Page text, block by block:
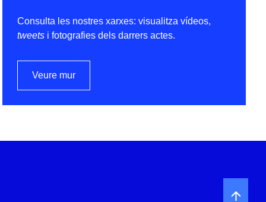
Consulta les nostres xarxes: visualitza vídeos,
tweets i fotografies dels darrers actes.
Veure mur